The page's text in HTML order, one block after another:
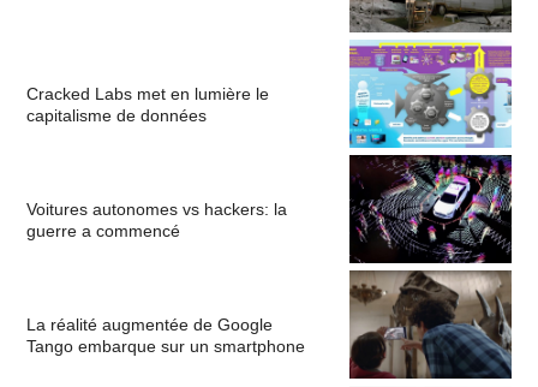
Cracked Labs met en lumière le
capitalisme de données
Voitures autonomes vs hackers: la
guerre a commencé
La réalité augmentée de Google
Tango embarque sur un smartphone